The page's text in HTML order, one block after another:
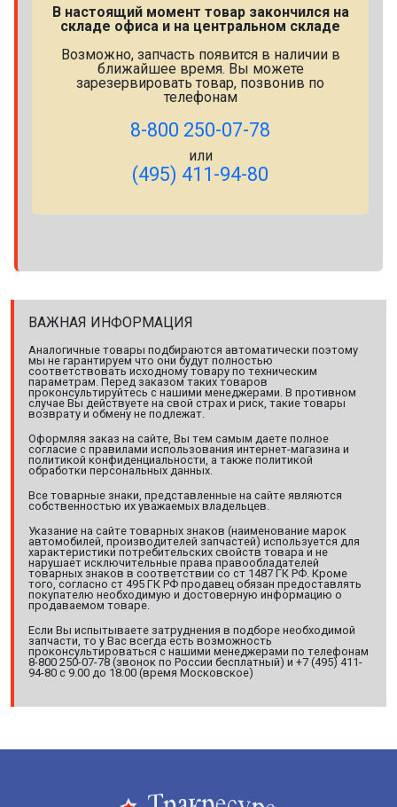
В настоящий момент товар закончился на
складе офиса и на центральном складе
Возможно, запчасть появится в наличии в
ближайшее время. Вы можете
зарезервировать товар, позвонив по
телефонам
8-800 250-07-78
или
(495) 411-94-80
ВАЖНАЯ ИНФОРМАЦИЯ
Аналогичные товары подбираются автоматически поэтому
мы не гарантируем что они будут полностью
соответствовать исходному товару по техническим
параметрам. Перед заказом таких товаров
проконсультируйтесь с нашими менеджерами. В противном
случае Вы действуете на свой страх и риск, такие товары
возврату и обмену не подлежат.
Оформляя заказ на сайте, Вы тем самым даете полное
согласие с правилами использования интернет-магазина и
политикой конфиденциальности, а также политикой
обработки персональных данных.
Все товарные знаки, представленные на сайте являются
собственностью их уважаемых владельцев.
Указание на сайте товарных знаков (наименование марок
автомобилей, производителей запчастей) используется для
характеристики потребительских свойств товара и не
нарушает исключительные права правообладателей
товарных знаков в соответствии со ст 1487 ГК РФ. Кроме
того, согласно ст 495 ГК РФ продавец обязан предоставлять
покупателю необходимую и достоверную информацию о
продаваемом товаре.
Если Вы испытываете затруднения в подборе необходимой
запчасти, то у Вас всегда есть возможность
проконсультироваться с нашими менеджерами по телефонам
8-800 250-07-78 (звонок по России бесплатный) и +7 (495) 411-
94-80 с 9.00 до 18.00 (время Московское)